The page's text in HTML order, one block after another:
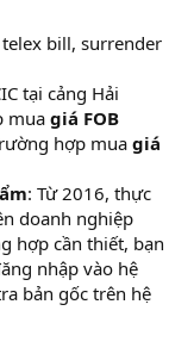
bill, surrender
tại cảng Hải
muagiá FOB
hợp muagiá
: Từ 2016, thực
doanh nghiệp
hợp cần thiết, bạn
nhập vào hệ
bản gốc trên hệ